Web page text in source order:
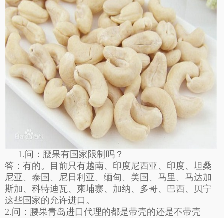
1.问：腰果有国家限制吗？
答：有的。目前只有越南、印度尼西亚、印度、坦桑
尼亚、泰国、尼日利亚、缅甸、美国、马里、马达加
斯加、科特迪瓦、柬埔寨、加纳、多哥、巴西、贝宁
这些国家的允许进口。
2.问：腰果青岛进口代理的都是带壳的还是不带壳